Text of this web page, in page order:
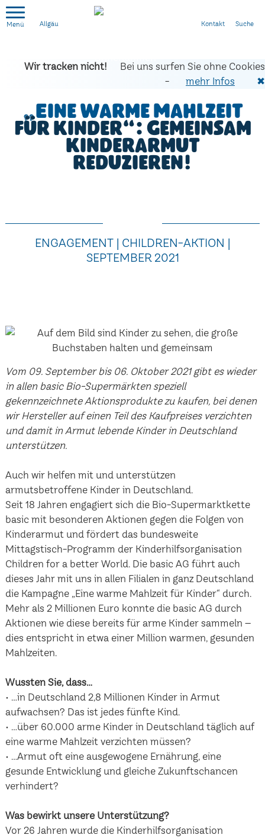
Allgäu
Wir tracken nicht!
Bei uns surfen Sie ohne Cookies
-
mehr Infos ✖
„Eine warme Mahlzeit
für Kinder“: Gemeinsam
Kinderarmut
reduzieren!
ENGAGEMENT | CHILDREN-AKTION |
SEPTEMBER 2021
Vom 09. September bis 06. Oktober 2021 gibt es wieder
in allen basic Bio-Supermärkten speziell
gekennzeichnete Aktionsprodukte zu kaufen, bei denen
wir Hersteller auf einen Teil des Kaufpreises verzichten
und damit in Armut lebende Kinder in Deutschland
unterstützen.
Auch wir helfen mit und unterstützen
armutsbetroffene Kinder in Deutschland.
Seit 18 Jahren engagiert sich die Bio-Supermarktkette
basic mit besonderen Aktionen gegen die Folgen von
Kinderarmut und fördert das bundesweite
Mittagstisch-Programm der Kinderhilfsorganisation
Children for a better World. Die basic AG führt auch
dieses Jahr mit uns in allen Filialen in ganz Deutschland
die Kampagne „Eine warme Mahlzeit für Kinder“ durch.
Mehr als 2 Millionen Euro konnte die basic AG durch
Aktionen wie diese bereits für arme Kinder sammeln –
dies entspricht in etwa einer Million warmen, gesunden
Mahlzeiten.
Wussten Sie, dass…
• …in Deutschland 2,8 Millionen Kinder in Armut
aufwachsen? Das ist jedes fünfte Kind.
• …über 60.000 arme Kinder in Deutschland täglich auf
eine warme Mahlzeit verzichten müssen?
• …Armut oft eine ausgewogene Ernährung, eine
gesunde Entwicklung und gleiche Zukunftschancen
verhindert?
Was bewirkt unsere Unterstützung?
Vor 26 Jahren wurde die Kinderhilfsorganisation